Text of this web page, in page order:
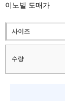
이노빌 도매가
사이즈
수량